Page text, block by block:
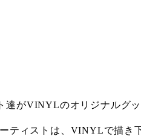
がVINYLのオリジナルグ
ティストは、VINYLで描き